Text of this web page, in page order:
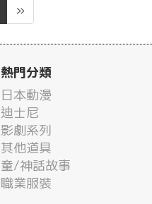
»
熱門分類
日本動漫
迪士尼
影劇系列
其他道具
童/神話故事
職業服裝